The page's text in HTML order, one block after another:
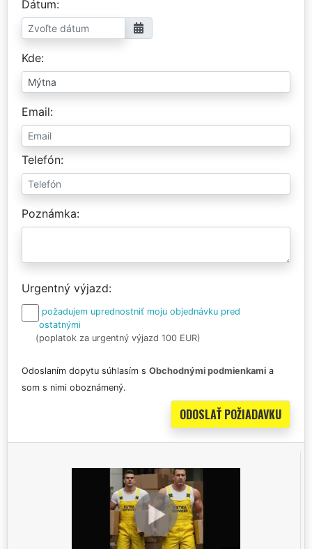
Dátum
Kde
Email
Telefón
Poznámka
Urgentný výjazd
požadujem uprednostniť moju objednávku pred
ostatnými
(poplatok za urgentný výjazd 100 EUR)
Odoslaním dopytu súhlasím s Obchodnými podmienkami a
som s nimi oboznámený.